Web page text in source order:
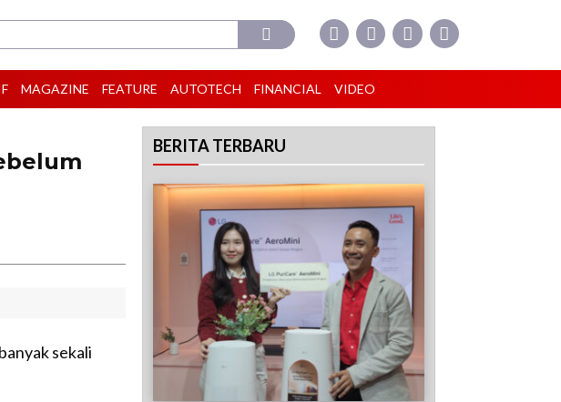
MAGAZINE FEATURE AUTOTECH FINANCIAL VIDEO
sekali
BERITA TERBARU